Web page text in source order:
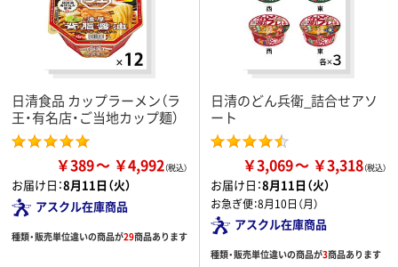
日清食品 カップラーメン（ラ
王・有名店・ご当地カップ麺）
￥389 ￥4,992
お届け日：8月11日（火）
アスクル在庫商品
種類・販売単位違いの商品が29商品あります
日清のどん兵衛_詰合せアソ
ート
￥3,069 ￥3,318
お届け日：8月11日（火）
お急ぎ便：8月10日（月）
アスクル在庫商品
種類・販売単位違いの商品が3商品あります